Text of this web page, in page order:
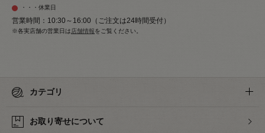
・・・休業日
営業時間：10:30～16:00（ご注文は24時間受付）
※各実店舗の営業日は店舗情報をご覧ください。
カテゴリ
お取り寄せについて